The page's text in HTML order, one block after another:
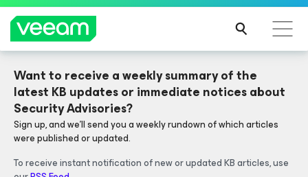
Orientações da Veeam para os clientes afetados
pela atualização de conteúdo da CrowdStrike
LEIA
MAIS
V13 NOW AVAILABLE
Veeam Data PlatformSimplifies
operations and strengthens security.
Want to receive a weekly summary of the
latest KB updates or immediate notices about
Security Advisories?
Sign up, and we'll send you a weekly rundown of which articles
were published or updated.
To receive instant notification of new or updated KB articles, use